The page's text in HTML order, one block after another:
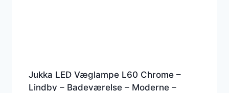
Jukka LED Væglampe L60 Chrome –
Lindby – Badeværelse – Moderne –